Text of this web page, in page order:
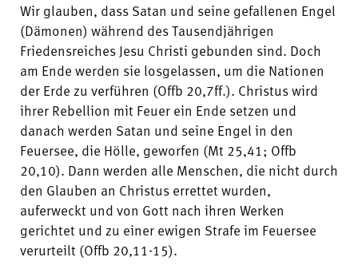
Wir glauben, dass Satan und seine gefallenen Engel
(Dämonen) während des Tausendjährigen
Friedensreiches Jesu Christi gebunden sind. Doch
am Ende werden sie losgelassen, um die Nationen
der Erde zu verführen (Offb 20,7ff.). Christus wird
ihrer Rebellion mit Feuer ein Ende setzen und
danach werden Satan und seine Engel in den
Feuersee, die Hölle, geworfen (Mt 25,41; Offb
20,10). Dann werden alle Menschen, die nicht durch
den Glauben an Christus errettet wurden,
auferweckt und von Gott nach ihren Werken
gerichtet und zu einer ewigen Strafe im Feuersee
verurteilt (Offb 20,11-15).